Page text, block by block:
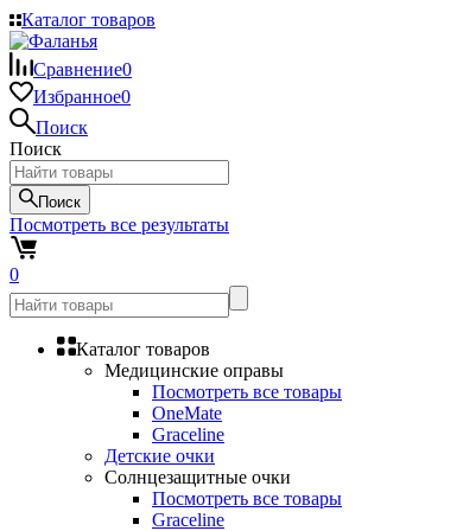
Каталог товаров
Сравнение0
Избранное0
Поиск
Поиск
Поиск
Посмотреть все результаты
0
Каталог товаров
Медицинские оправы
Посмотреть все товары
OneMate
Graceline
Детские очки
Солнцезащитные очки
Посмотреть все товары
Graceline